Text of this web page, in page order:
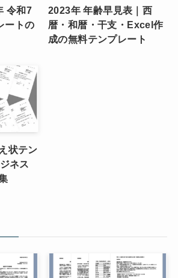
令和7
ートの
2023年 年齢早見表｜西
暦・和暦・干支・Excel作
成の無料テンプレート
状テン
ネス